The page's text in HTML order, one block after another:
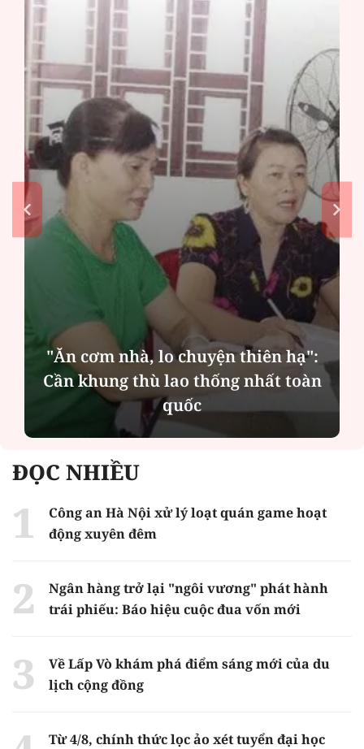
"Ăn cơm nhà, lo chuyện thiên hạ":
Cần khung thù lao thống nhất toàn
quốc
ĐỌC NHIỀU
Công an Hà Nội xử lý loạt quán game hoạt
động xuyên đêm
Ngân hàng trở lại "ngôi vương" phát hành
trái phiếu: Báo hiệu cuộc đua vốn mới
Về Lấp Vò khám phá điểm sáng mới của du
lịch cộng đồng
Từ 4/8, chính thức lọc ảo xét tuyển đại học